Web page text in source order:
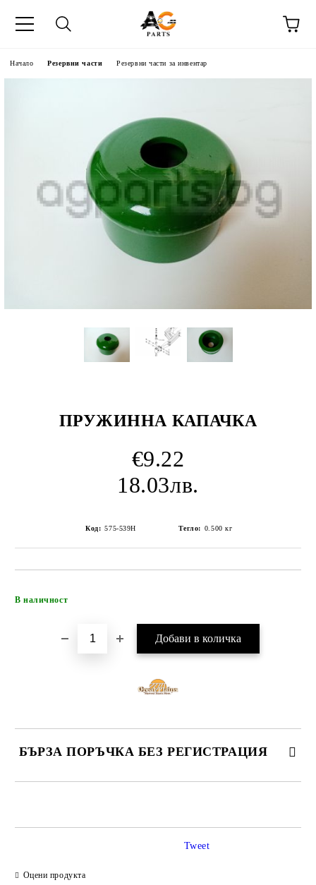
Начало Резервни части Резервни части за инвентар
ПРУЖИННА КАПАЧКА
€9.22
18.03лв.
Код: 575-539H Тегло: 0.500 кг
В наличност
БЪРЗА ПОРЪЧКА БЕЗ РЕГИСТРАЦИЯ
Оцени продукта
Tweet